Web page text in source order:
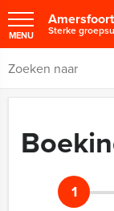
Sterke
MENU
1